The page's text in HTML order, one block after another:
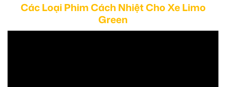
Các Loại Phim Cách Nhiệt Cho Xe Limo
Green